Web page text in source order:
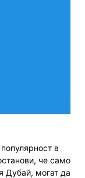
в
че само
Дубай, могат да